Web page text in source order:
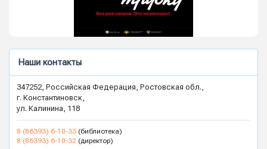
Наши контакты
347252, Российская Федерация, Ростовская обл.,
г. Константиновск,
ул. Калинина, 118
8 (86393) 6-10-33 (библиотека)
8 (86393) 6-10-32 (директор)